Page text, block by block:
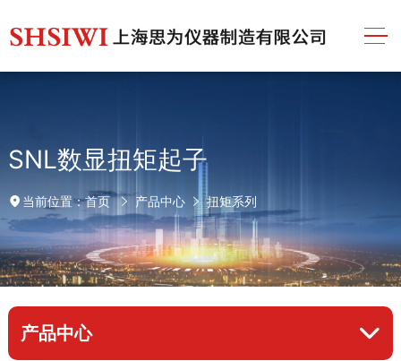
SNL数显扭矩起子
当前位置：首页 产品中心 扭矩系列
产品中心